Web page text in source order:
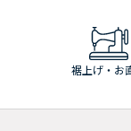
裾上げ・お